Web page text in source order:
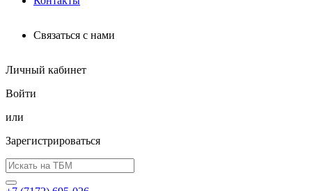
Связаться с нами
Личный кабинет
Войти
или
Зарегистрироваться